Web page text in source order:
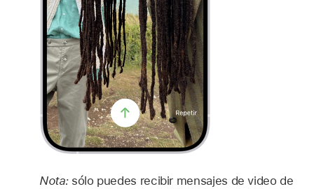
Nota: sólo puedes recibir mensajes de video de